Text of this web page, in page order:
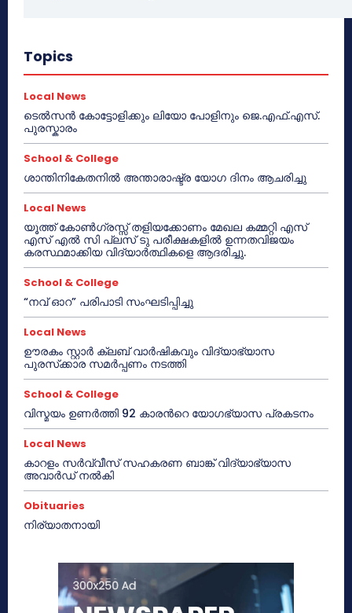
Topics
Local News
ടെൽസൻ കോട്ടോളിക്കും ലിയോ പോളിനും ജെ.എഫ്.എസ്.
പുരസ്കാരം
School & College
ശാന്തിനികേതനിൽ അന്താരാഷ്ട്ര യോഗ ദിനം ആചരിച്ചു
Local News
യൂത്ത് കോൺഗ്രസ്സ് തളിയക്കോണം മേഖല കമ്മറ്റി എസ്
എസ് എൽ സി പ്ലസ് ടു പരീക്ഷകളിൽ ഉന്നതവിജയം
കരസ്ഥമാക്കിയ വിദ്യാർത്ഥികളെ ആദരിച്ചു.
School & College
“നവ് ഓറ” പരിപാടി സംഘടിപ്പിച്ചു
Local News
ഊരകം സ്റ്റാർ ക്ലബ് വാർഷികവും വിദ്യാഭ്യാസ
പുരസ്‌ക്കാര സമർപ്പണം നടത്തി
School & College
വിസ്മയം ഉണർത്തി 92 കാരൻറെ യോഗഭ്യാസ പ്രകടനം
Local News
കാറളം സർവ്വീസ് സഹകരണ ബാങ്ക് വിദ്യാഭ്യാസ
അവാർഡ് നൽകി
Obituaries
നിര്യാതനായി